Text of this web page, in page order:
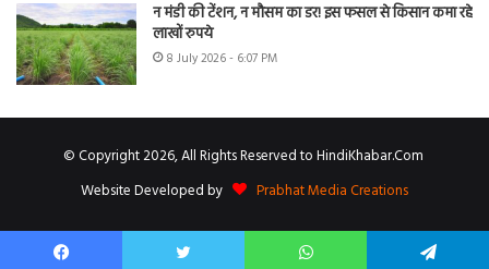
न मंडी की टेंशन, न मौसम का डर! इस फसल से किसान कमा रहे
लाखों रुपये
8 July 2026 - 6:07 PM
© Copyright 2026, All Rights Reserved to HindiKhabar.Com
Website Developed by
Prabhat Media Creations